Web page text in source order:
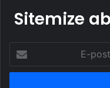
Sitemize
posta
adresinizi